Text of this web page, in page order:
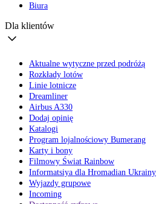
Biura
Dla klientów
Aktualne wytyczne przed podróżą
Rozkłady lotów
Linie lotnicze
Dreamliner
Airbus A330
Dodaj opinię
Katalogi
Program lojalnościowy Bumerang
Karty i bony
Filmowy Świat Rainbow
Informatsiya dla Hromadian Ukrainy
Wyjazdy grupowe
Incoming